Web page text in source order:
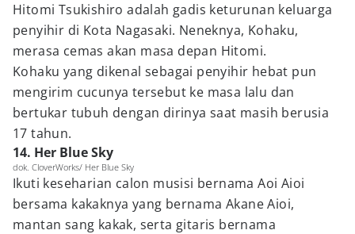
Hitomi Tsukishiro adalah gadis keturunan keluarga
penyihir di Kota Nagasaki. Neneknya, Kohaku,
merasa cemas akan masa depan Hitomi.
Kohaku yang dikenal sebagai penyihir hebat pun
mengirim cucunya tersebut ke masa lalu dan
bertukar tubuh dengan dirinya saat masih berusia
17 tahun.
14. Her Blue Sky
dok. CloverWorks/ Her Blue Sky
Ikuti keseharian calon musisi bernama Aoi Aioi
bersama kakaknya yang bernama Akane Aioi,
mantan sang kakak, serta gitaris bernama